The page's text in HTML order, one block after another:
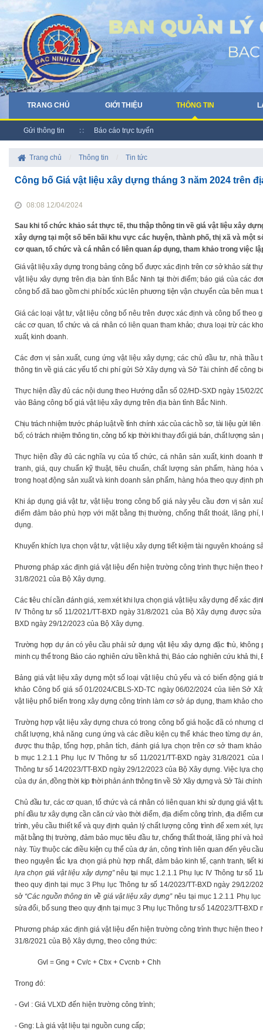
TRANG CHỦ GIỚI THIỆU THÔNG TIN
Gửi thông tin Báo cáo trực tuyến
Trang chủ Thông tin Tin tức
Công bố Giá vật liệu xây dựng tháng 3 năm 2024 trên
08:08 12/04/2024
Sau khi tổ chức khảo sát thực tế, thu thập thông tin về giá vật liệu xây
xây dựng tại một số bến bãi khu vực các huyện, thành phố, thị xã và một
cơ quan, tổ chức và cá nhân có liên quan áp dụng, tham khảo trong việc
Giá vật liệu xây dựng trong bảng công bố được xác định trên cơ sở khảo sát
vật liệu xây dựng trên địa bàn tỉnh Bắc Ninh tại thời điểm; báo giá của các
công bố đã bao gồm chi phí bốc xúc lên phương tiện vận chuyển của bên mua
Giá các loại vật tư, vật liệu công bố nêu trên được xác định và công bố
các cơ quan, tổ chức và cá nhân có liên quan tham khảo; chưa loại trừ các
xuất, kinh doanh.
Các đơn vị sản xuất, cung ứng vật liệu xây dựng; các chủ đầu tư, nhà
thông tin về giá các yếu tố chi phí gửi Sở Xây dựng và Sở Tài chính để công
Thực hiện đầy đủ các nội dung theo Hướng dẫn số 02/HD-SXD ngày 15/
vào Bảng công bố giá vật liệu xây dựng trên địa bàn tỉnh Bắc Ninh.
Chịu trách nhiệm trước pháp luật về tính chính xác của các hồ sơ, tài liệu gửi
bố; có trách nhiệm thông tin, công bố kịp thời khi thay đổi giá bán, chất lượng
Thực hiện đầy đủ các nghĩa vụ của tổ chức, cá nhân sản xuất, kinh
tranh, giá, quy chuẩn kỹ thuật, tiêu chuẩn, chất lượng sản phẩm, hàng
trong hoạt động sản xuất và kinh doanh sản phẩm, hàng hóa theo quy định
Khiáp dụng giá vật tư, vật liệu trong công bố giá này yêu cầu đơn vị sản
điểm đảm bảo phù hợp với mặt bằng thị thường, chống thất thoát, lãng
dụng.
Khuyến khích lựa chọn vật tư, vật liệu xây dựng tiết kiệm tài nguyên khoáng
Phương pháp xác định giá vật liệu đến hiện trường công trình thực hiện
31/8/2021 của Bộ Xây dựng.
Các tiêu chí cần đánh giá, xem xét khi lựa chọn giá vật liệu xây dựng để xác
IV Thông tư số 11/2021/TT-BXD ngày 31/8/2021 của Bộ Xây dựng được
BXD ngày 29/12/2023 của Bộ Xây dựng.
Trường hợp dự án có yêu cầu phải sử dụng vật liệu xây dựng đặc thù,
minh cụ thể trong Báo cáo nghiên cứu tiền khả thi, Báo cáo nghiên cứu khả
Bảng giá vật liệu xây dựng một số loại vật liệu chủ yếu và có biến động
khảo Công bố giá số 01/2024/CBLS-XD-TC ngày 06/02/2024 của liên Sở
vật liệu phổ biến trong xây dựng công trình làm cơ sở áp dụng, tham khảo
Trường hợp vật liệu xây dựng chưa có trong công bố giá hoặc đã có nhưng
chất lượng, khả năng cung ứng và các điều kiện cụ thể khác theo từng dự
được thu thập, tổng hợp, phân tích, đánh giá lựa chọn trên cơ sở tham
bmục 1.2.1.1 Phụ lục IV Thông tư số 11/2021/TT-BXD ngày 31/8/2021
Thông tư số 14/2023/TT-BXD ngày 29/12/2023 của Bộ Xây dựng. Việc lựa
của dự án, đồng thời kịp thời phản ánh thông tin về Sở Xây dựng và Sở Tài
Chủ đầu tư, các cơ quan, tổ chức và cá nhân có liên quan khi sử dụng giá vật
phí đầu tư xây dựng cần căn cứ vào thời điểm, địa điểm công trình, địa điểm
trình, yêu cầu thiết kế và quy định quản lý chất lượng công trình để xem xét,
mặt bằng thị trường, đảm bảo mục tiêu đầu tư, chống thất thoát, lãng phí và
này. Tùy thuộc các điều kiện cụ thể của dự án, công trình liên quan đến yêu
theo nguyên tắc lựa chọn giá phù hợp nhất, đảm bảo kinh tế, cạnh tranh, tiết
lựa chọn giá vật liệu xây dựng”nêu tại mục 1.2.1.1 Phụ lục IV Thông tư số
theo quy định tại mục 3 Phụ lục Thông tư số 14/2023/TT-BXD ngày 29/12/
sở “Các nguồn thông tin về giá vật liệu xây dựng”nêu tại mục 1.2.1.1 Phụ lục
sửa đổi, bổ sung theo quy định tại mục 3 Phụ lục Thông tư số 14/2023/TT-BXD
Phương pháp xác định giá vật liệu đến hiện trường công trình thực hiện
31/8/2021 của Bộ Xây dựng, theo công thức:
Gvl = Gng + Cv/c + Cbx + Cvcnb + Chh
Trong đó:
- Gvl : Giá VLXD đến hiện trường công trình;
- Gng: Là giá vật liệu tại nguồn cung cấp;